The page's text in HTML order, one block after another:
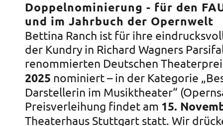
Doppelnominierung - für den
und im Jahrbuch der Opernwelt
Bettina Ranch ist für ihre
der Kundry in Richard Wagners
renommierten Deutschen
2025 nominiert – in der Kategorie
Darstellerin im Musiktheater“
Preisverleihung findet am 15.
Theaterhaus Stuttgart statt. Wir